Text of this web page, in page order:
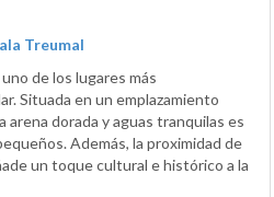
Treumal
de los lugares más
Situada en un emplazamiento
arena dorada y aguas tranquilas es
Además, la proximidad de
un toque cultural e histórico a la